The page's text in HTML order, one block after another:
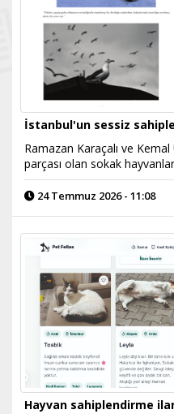
İstanbul'un sessiz
Ramazan Karaçalı ve
parçası olan sokak
24 Temmuz 2026 - 11:08
Hayvan sahiplendirme